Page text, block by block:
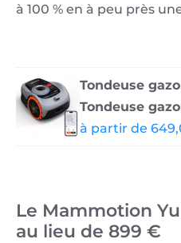
à 100 % en à peu près
Tondeuse
Tondeuse
à partir de
Le Mammotion
au lieu de 899 €